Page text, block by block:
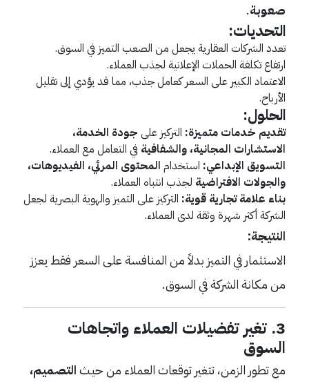
صعوبة.
التحديات:
تعدد الشركات العقارية يجعل من الصعب التميز في السوق.
ارتفاع تكلفة الحملات الإعلانية لجذب العملاء.
الاعتماد الكبير على السعر كعامل جذب، مما قد يؤدي إلى تقليل
الأرباح.
الحلول:
تقديم خدمات متميزة: التركيز على جودة الخدمة،
الاستشارات المجانية، والشفافية في التعامل مع العملاء.
التسويق الإبداعي: استخدام المحتوى المرئي، الفيديوهات،
والجولات الافتراضية لجذب انتباه العملاء.
بناء علامة تجارية قوية: التركيز على التميز والهوية البصرية لجعل
الشركة أكثر شهرة وثقة لدى العملاء.
النتيجة:
الاستثمار في التميز بدلاً من المنافسة على السعر فقط يعزز
من مكانة الشركة في السوق.
3. تغير تفضيلات العملاء واتجاهات
السوق
مع تطور الزمن، تتغير توقعات العملاء من حيثالتصميم،